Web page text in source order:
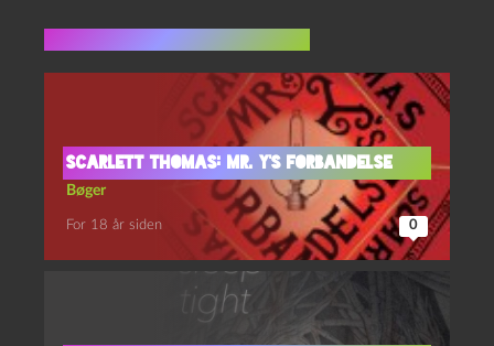
Scarlett Thomas: Mr. Y’s forbandelse
Bøger
For 18 år siden 0